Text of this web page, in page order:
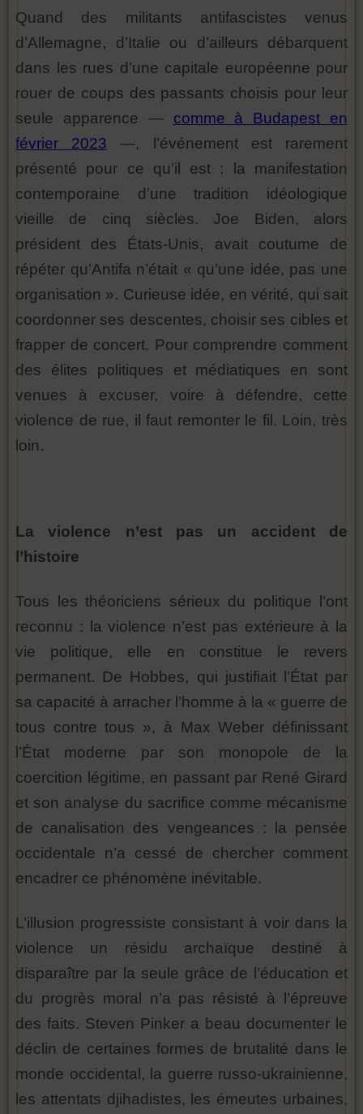
Quand des militants antifascistes venus
d’Allemagne, d’Italie ou d’ailleurs débarquent
dans les rues d’une capitale européenne pour
rouer de coups des passants choisis pour leur
seule apparence — comme à Budapest en
février 2023 —, l’événement est rarement
présenté pour ce qu’il est : la manifestation
contemporaine d’une tradition idéologique
vieille de cinq siècles. Joe Biden, alors
président des États-Unis, avait coutume de
répéter qu’Antifa n’était « qu’une idée, pas une
organisation ». Curieuse idée, en vérité, qui sait
coordonner ses descentes, choisir ses cibles et
frapper de concert. Pour comprendre comment
des élites politiques et médiatiques en sont
venues à excuser, voire à défendre, cette
violence de rue, il faut remonter le fil. Loin, très
loin.
La violence n’est pas un accident de
l’histoire
Tous les théoriciens sérieux du politique l’ont
reconnu : la violence n’est pas extérieure à la
vie politique, elle en constitue le revers
permanent. De Hobbes, qui justifiait l’État par
sa capacité à arracher l’homme à la « guerre de
tous contre tous », à Max Weber définissant
l’État moderne par son monopole de la
coercition légitime, en passant par René Girard
et son analyse du sacrifice comme mécanisme
de canalisation des vengeances : la pensée
occidentale n’a cessé de chercher comment
encadrer ce phénomène inévitable.
L’illusion progressiste consistant à voir dans la
violence un résidu archaïque destiné à
disparaître par la seule grâce de l’éducation et
du progrès moral n’a pas résisté à l’épreuve
des faits. Steven Pinker a beau documenter le
déclin de certaines formes de brutalité dans le
monde occidental, la guerre russo-ukrainienne,
les attentats djihadistes, les émeutes urbaines,